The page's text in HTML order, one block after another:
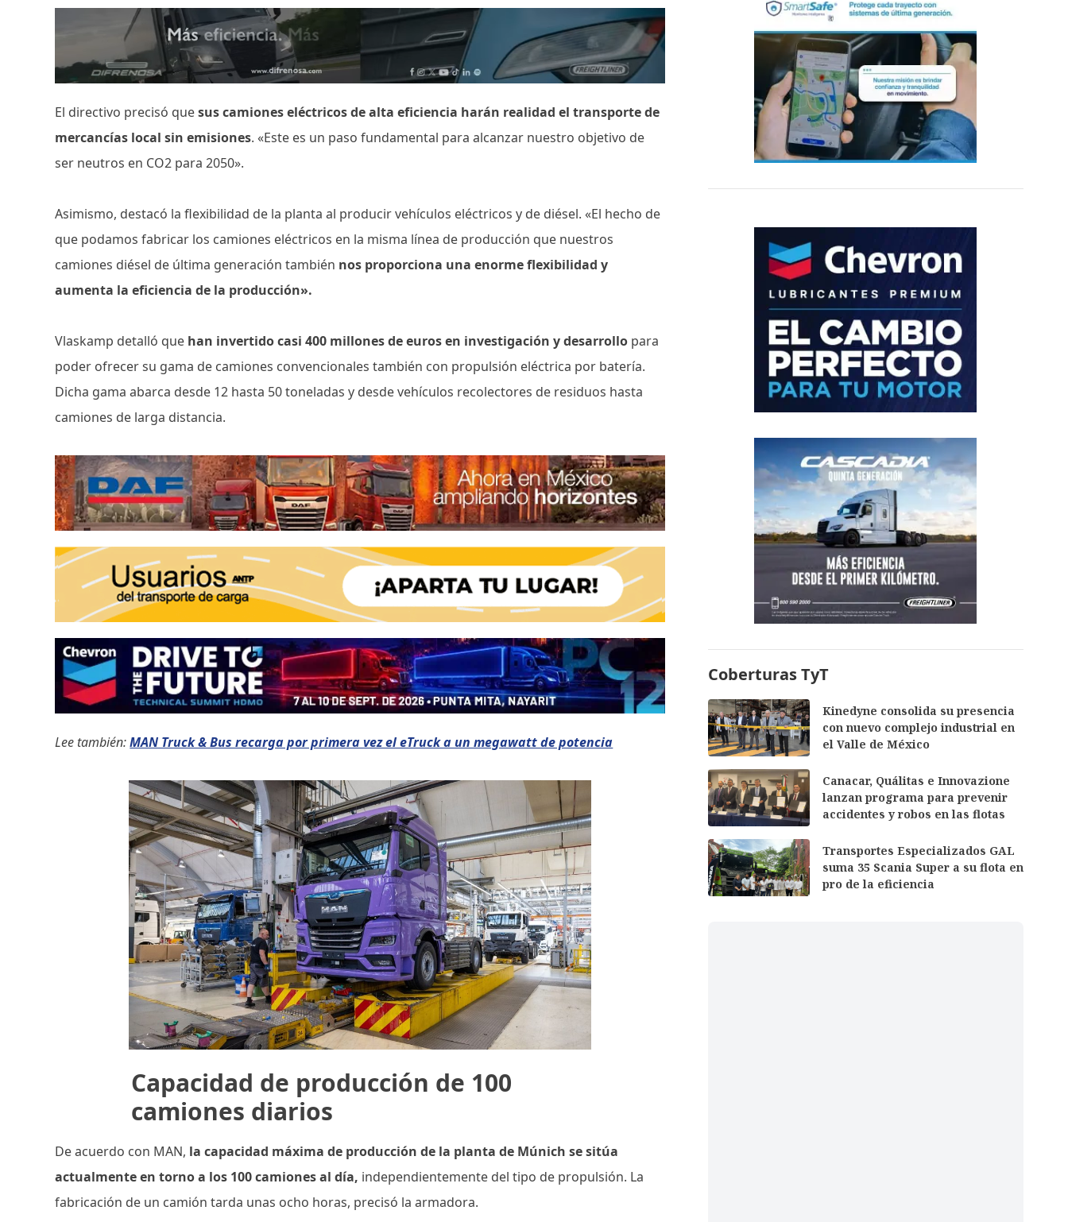
El directivo precisó quesus camiones eléctricos de alta eficiencia harán realidad el transporte de
mercancías local sin emisiones. «Este es un paso fundamental para alcanzar nuestro objetivo de
ser neutros en CO2 para 2050».
Asimismo, destacó la flexibilidad de la planta al producir vehículos eléctricos y de diésel. «El hecho de
que podamos fabricar los camiones eléctricos en la misma línea de producción que nuestros
camiones diésel de última generación también nos proporciona una enorme flexibilidad y
aumenta la eficiencia de la producción».
Vlaskamp detalló que han invertido casi 400 millones de euros en investigación y desarrollo para
poder ofrecer su gama de camiones convencionales también con propulsión eléctrica por batería.
Dicha gama abarca desde 12 hasta 50 toneladas y desde vehículos recolectores de residuos hasta
camiones de larga distancia.
Lee también:MAN Truck & Bus recarga por primera vez el eTruck a un megawatt de potencia
Capacidad de producción de 100
camiones diarios
De acuerdo con MAN, la capacidad máxima de producción de la planta de Múnich se sitúa
actualmente en torno a los 100 camiones al día, independientemente del tipo de propulsión. La
fabricación de un camión tarda unas ocho horas, precisó la armadora.
Coberturas TyT
Kinedyne consolida su presencia
con nuevo complejo industrial en
el Valle de México
Canacar, Quálitas e Innovazione
lanzan programa para prevenir
accidentes y robos en las flotas
Transportes Especializados GAL
suma 35 Scania Super a su flota en
pro de la eficiencia